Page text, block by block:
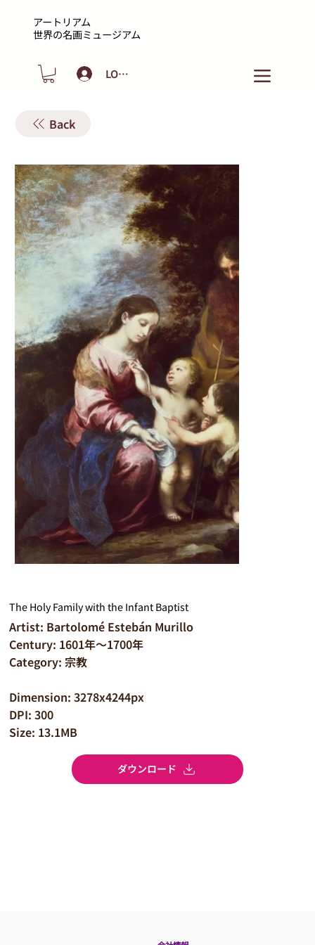
アートリアム
​世界の名画ミュージアム
LOGIN
Back
The Holy Family with the Infant Baptist
Artist: Bartolomé Estebán Murillo
Century: 1601年～1700年
Category: 宗教
Dimension: 3278x4244px
DPI: 300
Size: 13.1MB
ダウンロード